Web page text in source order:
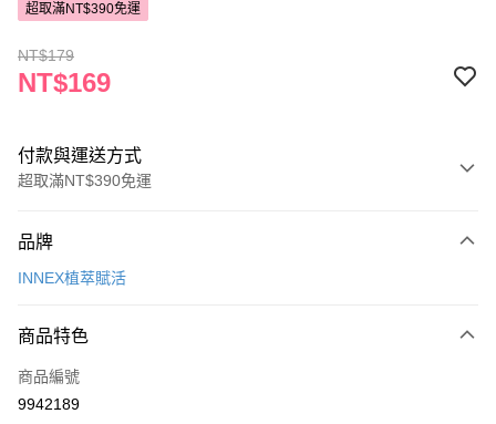
超取滿NT$390免運
NT$179
NT$169
付款與運送方式
超取滿NT$390免運
POYA支付
超商取貨付款
LINE Pay
品牌
INNEX植萃賦活
商品特色
商品編號
9942189